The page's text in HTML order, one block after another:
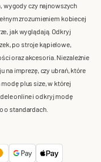
wygody czy najnowszych
zrozumieniem kobiecej
jak wyglądają. Odkryj
po stroje kąpielowe,
oraz akcesoria. Niezależnie
na imprezę, czy ubrań, które
modę plus size, w której
online i odkryj modę
o standardach.